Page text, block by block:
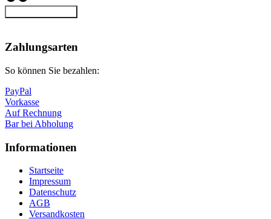
oben
Zahlungsarten
So können Sie bezahlen:
PayPal
Vorkasse
Auf Rechnung
Bar bei Abholung
Informationen
Startseite
Impressum
Datenschutz
AGB
Versandkosten